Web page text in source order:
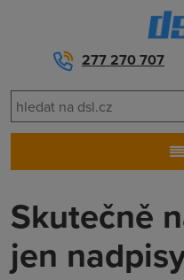
277 270 707
Skutečně
jen